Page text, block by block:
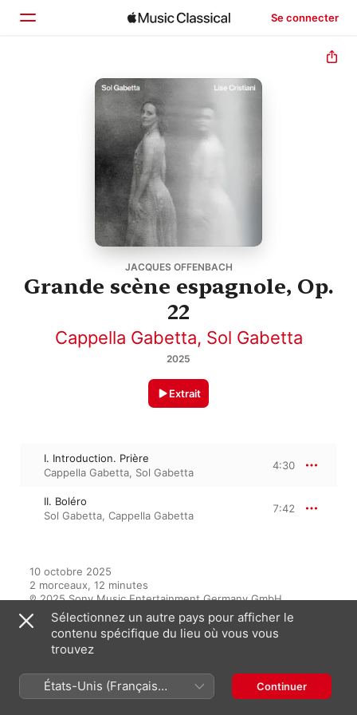
Se connecter
Accueil
Parcourir
Rechercher
JACQUES OFFENBACH
Grande scène espagnole, Op.
22
Cappella Gabetta, Sol Gabetta
2025
Extrait
I. Introduction. Prière
Cappella Gabetta, Sol Gabetta
4:30
II. Boléro
Sol Gabetta, Cappella Gabetta
7:42
10 octobre 2025
2 morceaux, 12 minutes
℗ 2025 Sony Music Entertainment Germany GmbH
Sélectionnez un autre pays pour afficher le
contenu spécifique du lieu où vous vous
trouvez
États-Unis (Français
France)
Continuer